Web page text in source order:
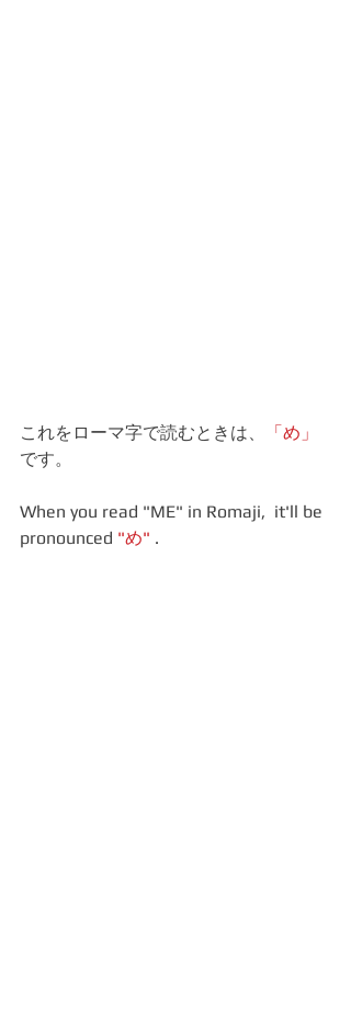
これをローマ字で読むときは、
「め」
です。
When you read "ME" in Romaji,  it'll be
pronounced "め" .